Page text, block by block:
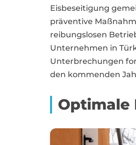
Eisbeseitigung
präventive
reibungslosen
Unternehmen in
Unterbrechungen
den kommenden
Optimale